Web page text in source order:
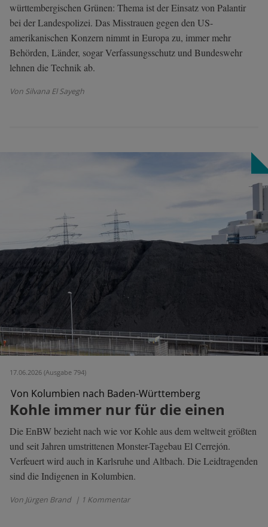
württembergischen Grünen: Thema ist der Einsatz von Palantir
bei der Landespolizei. Das Misstrauen gegen den US-
amerikanischen Konzern nimmt in Europa zu, immer mehr
Behörden, Länder, sogar Verfassungsschutz und Bundeswehr
lehnen die Technik ab.
Von Silvana El Sayegh
17.06.2026 (Ausgabe 794)
Von Kolumbien nach Baden-Württemberg
Kohle immer nur für die einen
Die EnBW bezieht nach wie vor Kohle aus dem weltweit größten
und seit Jahren umstrittenen Monster-Tagebau El Cerrejón.
Verfeuert wird auch in Karlsruhe und Altbach. Die Leidtragenden
sind die Indigenen in Kolumbien.
Von Jürgen Brand | 1 Kommentar